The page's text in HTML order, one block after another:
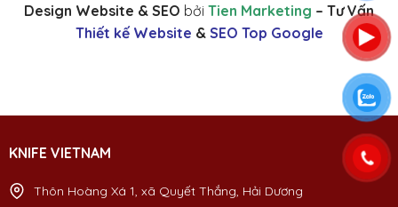
Design Website & SEO bởi Tien Marketing – Tư Vấn
Thiết kế Website & SEO Top Google
KNIFE VIETNAM
Thôn Hoàng Xá 1, xã Quyết Thắng, Hải Dương